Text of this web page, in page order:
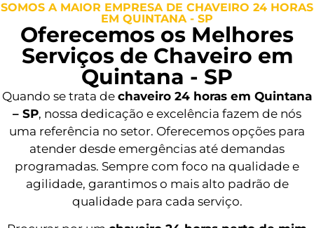
SOMOS A MAIOR EMPRESA DE CHAVEIRO 24 HORAS
EM QUINTANA - SP
Oferecemos os Melhores
Serviços de Chaveiro em
Quintana - SP
Quando se trata de chaveiro 24 horas em Quintana
– SP, nossa dedicação e excelência fazem de nós
uma referência no setor. Oferecemos opções para
atender desde emergências até demandas
programadas. Sempre com foco na qualidade e
agilidade, garantimos o mais alto padrão de
qualidade para cada serviço.